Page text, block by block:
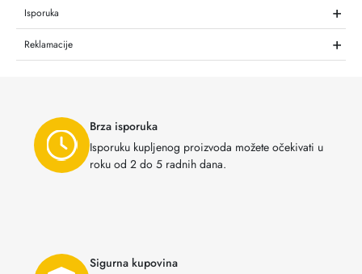
Isporuka +
Reklamacije +
Brza isporuka
Isporuku kupljenog proizvoda možete očekivati u
roku od 2 do 5 radnih dana.
Sigurna kupovina